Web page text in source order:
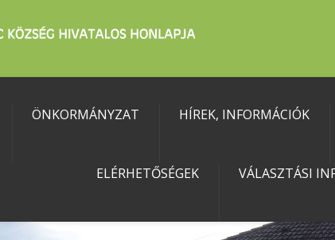
ÖNKORMÁNYZAT HÍREK, INFORMÁCIÓK
ELÉRHETŐSÉGEK VÁLASZTÁSI